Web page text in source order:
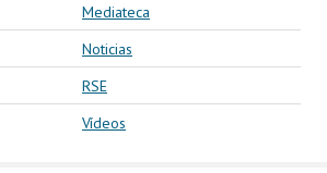
Mediateca
Noticias
RSE
Vídeos